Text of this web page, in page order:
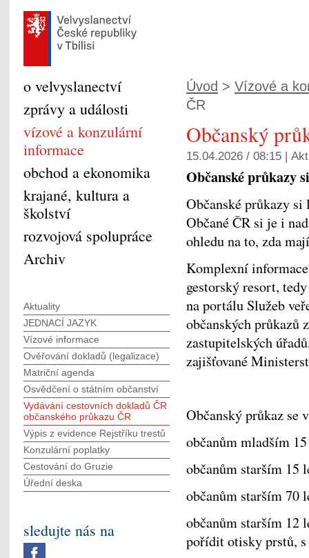
Úvod > Vízové a
ČR
Občanský
15.04.2026 / 08:15 |
Občanské průkazy
Občanské průkazy
Občané ČR si je i
ohledu na to, zda
Komplexní
gestorský resort,
na portálu Služeb
občanských průkazů
zastupitelských
zajišťované
Občanský průkaz se
občanům mladším
občanům starším 15
občanům starším 70
občanům starším 12
pořídit otisky prstů,
o velvyslanectví
zprávy a události
vízové a konzulární
informace
obchod a ekonomika
krajané, kultura a
školství
rozvojová spolupráce
Archiv
Aktuality
JEDNACÍ JAZYK
Vízové informace
Ověřování dokladů (legalizace)
Matriční agenda
Osvědčení o státním občanství
Vydávání cestovních dokladů ČR
občanského průkazu ČR
Výpis z evidence Rejstříku trestů
Konzulární poplatky
Cestování do Gruzie
Úřední deska
sledujte nás na